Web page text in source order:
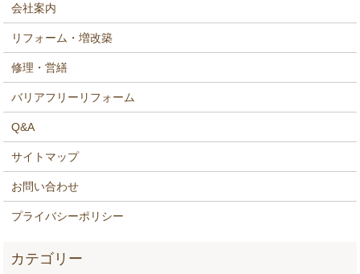
会社案内
リフォーム・増改築
修理・営繕
バリアフリーリフォーム
Q&A
サイトマップ
お問い合わせ
プライバシーポリシー